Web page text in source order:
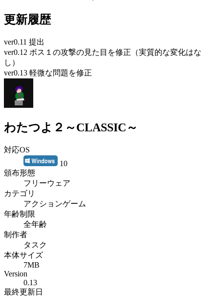
更新履歴
ver0.11 提出
ver0.12 ボス１の攻撃の見た目を修正（実質的な変化はな
し）
ver0.13 軽微な問題を修正
わたつよ２～CLASSIC～
対応OS
10
頒布形態
フリーウェア
カテゴリ
アクションゲーム
年齢制限
全年齢
制作者
タスク
本体サイズ
7MB
Version
0.13
最終更新日